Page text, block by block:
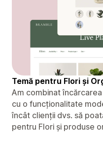
Temă pentru Flori și
Am combinat
cu o funcționalitate
încât clienții dvs. să
pentru Flori și produse